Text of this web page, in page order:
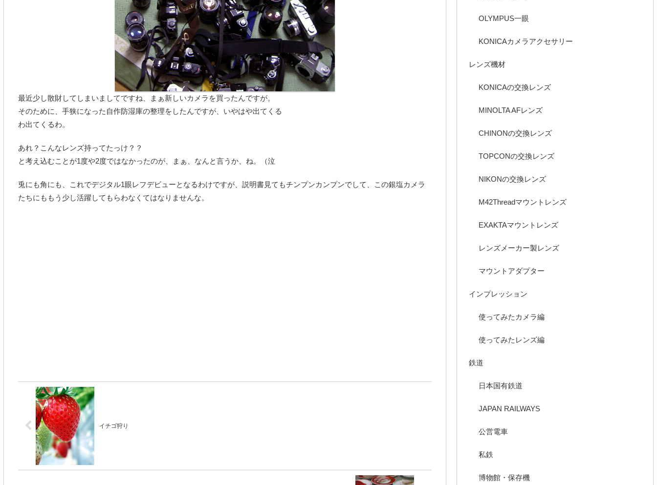
最近少し散財してしまいましてですね、まぁ新しいカメラを買ったんですが。
そのために、手狭になった自作防湿庫の整理をしたんですが、いやはや出てくる
わ出てくるわ。
あれ？こんなレンズ持ってたっけ？？
と考え込むことが1度や2度ではなかったのが、まぁ、なんと言うか、ね。（泣
兎にも角にも、これでデジタル1眼レフデビューとなるわけですが、説明書見てもチンプンカンプンでして、この銀塩カメラ
たちにももう少し活躍してもらわなくてはなりませんな。
イチゴ狩り
OLYMPUS一眼
KONICAカメラアクセサリー
レンズ機材
KONICAの交換レンズ
MINOLTA AFレンズ
CHINONの交換レンズ
TOPCONの交換レンズ
NIKONの交換レンズ
M42Threadマウントレンズ
EXAKTAマウントレンズ
レンズメーカー製レンズ
マウントアダプター
インプレッション
使ってみたカメラ編
使ってみたレンズ編
鉄道
日本国有鉄道
JAPAN RAILWAYS
公営電車
私鉄
博物館・保存機